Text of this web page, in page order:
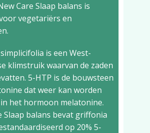
Care Slaap balans is
vegetariërs en
is een West-
klimstruik waarvan de zaden
5-HTP is de bouwsteen
dat weer kan worden
het hormoon melatonine.
Slaap balans bevat griffonia
op 20% 5-